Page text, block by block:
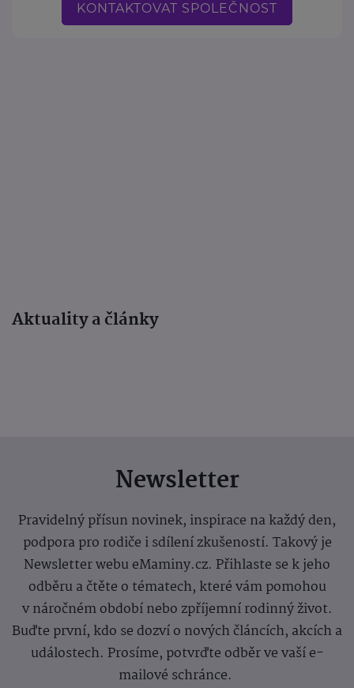
KONTAKTOVAT SPOLEČNOST
Aktuality a články
Newsletter
Pravidelný přísun novinek, inspirace na každý den,
podpora pro rodiče i sdílení zkušeností. Takový je
Newsletter webu eMaminy.cz. Přihlaste se k jeho
odběru a čtěte o tématech, které vám pomohou
v náročném období nebo zpříjemní rodinný život.
Buďte první, kdo se dozví o nových článcích, akcích a
událostech. Prosíme, potvrďte odběr ve vaší e-
mailové schránce.